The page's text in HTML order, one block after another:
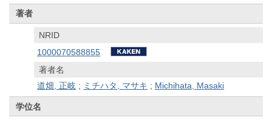
著者
NRID
1000070588855
著者名
道畑, 正岐 ; ミチハタ, マサキ ; Michihata, Masaki
学位名